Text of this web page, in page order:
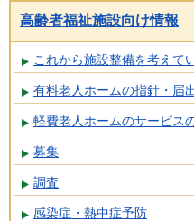
高齢者福祉施設向け情報
これから施設整備を考えて
有料老人ホームの指針・届
軽費老人ホームのサービス
募集
調査
感染症・熱中症予防